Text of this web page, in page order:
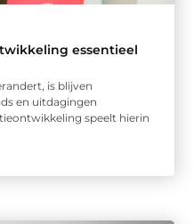
essentieel
is blijven
en uitdagingen
speelt hierin